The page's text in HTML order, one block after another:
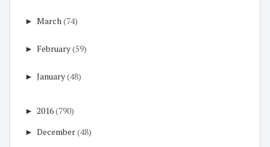
► March(74)
► February(59)
► January(48)
► 2016(790)
► December(48)